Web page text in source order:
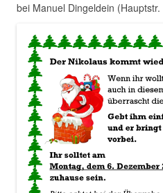
bei Manuel Dingeldein